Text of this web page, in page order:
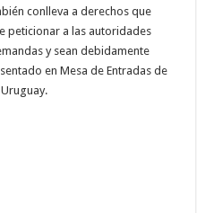
conlleva a derechos que
peticionar a las autoridades
y sean debidamente
en Mesa de Entradas de